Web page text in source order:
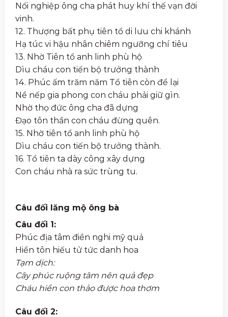
Nối nghiệp ông cha phát huy khí thế vạn đời
vinh.
12. Thượng bất phụ tiên tổ di lưu chi khánh
Hạ túc vi hậu nhân chiêm ngưỡng chí tiêu
13. Nhờ Tiên tổ anh linh phù hộ
Dìu cháu con tiến bộ trưởng thành
14. Phúc ấm trăm năm Tổ tiên còn để lại
Nề nếp gia phong con cháu phải giữ gìn.
Nhờ thọ đức ông cha đã dựng
Đạo tôn thần con cháu đừng quên.
15. Nhờ tiên tổ anh linh phù hộ
Dìu cháu con tiến bộ trưởng thành.
16. Tổ tiên ta dày công xây dựng
Con cháu nhà ra sức trùng tu.
Câu đối lăng mộ ông bà
Câu đối 1:
Phúc địa tâm điền nghi mỹ quả
Hiền tôn hiếu tử tức danh hoa
Tạm dịch:
Cây phúc ruộng tâm nên quả đẹp
Cháu hiền con thảo được hoa thơm
Câu đối 2: